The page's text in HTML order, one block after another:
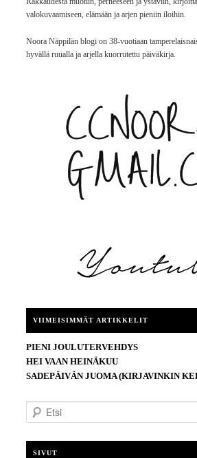
valokuvaamiseen, elämään ja arjen pieniin iloihin.
Noora Näppilän blogi on 38-vuotiaan
hyvällä ruualla ja arjella kuorrutettu päiväkirja.
VIIMEISIMMÄT ARTIKKELIT
PIENI JOULUTERVEHDYS
HEI VAAN HEINÄKUU
SADEPÄIVÄN JUOMA (KIRJAVINKIN
t
SIVUT